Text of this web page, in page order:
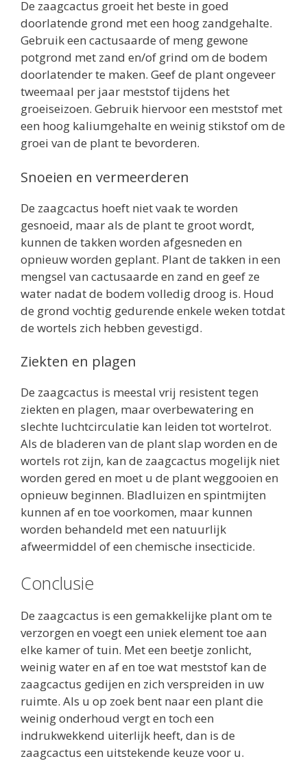
De zaagcactus groeit het beste in goed
doorlatende grond met een hoog zandgehalte.
Gebruik een cactusaarde of meng gewone
potgrond met zand en/of grind om de bodem
doorlatender te maken. Geef de plant ongeveer
tweemaal per jaar meststof tijdens het
groeiseizoen. Gebruik hiervoor een meststof met
een hoog kaliumgehalte en weinig stikstof om de
groei van de plant te bevorderen.
Snoeien en vermeerderen
De zaagcactus hoeft niet vaak te worden
gesnoeid, maar als de plant te groot wordt,
kunnen de takken worden afgesneden en
opnieuw worden geplant. Plant de takken in een
mengsel van cactusaarde en zand en geef ze
water nadat de bodem volledig droog is. Houd
de grond vochtig gedurende enkele weken totdat
de wortels zich hebben gevestigd.
Ziekten en plagen
De zaagcactus is meestal vrij resistent tegen
ziekten en plagen, maar overbewatering en
slechte luchtcirculatie kan leiden tot wortelrot.
Als de bladeren van de plant slap worden en de
wortels rot zijn, kan de zaagcactus mogelijk niet
worden gered en moet u de plant weggooien en
opnieuw beginnen. Bladluizen en spintmijten
kunnen af en toe voorkomen, maar kunnen
worden behandeld met een natuurlijk
afweermiddel of een chemische insecticide.
Conclusie
De zaagcactus is een gemakkelijke plant om te
verzorgen en voegt een uniek element toe aan
elke kamer of tuin. Met een beetje zonlicht,
weinig water en af en toe wat meststof kan de
zaagcactus gedijen en zich verspreiden in uw
ruimte. Als u op zoek bent naar een plant die
weinig onderhoud vergt en toch een
indrukwekkend uiterlijk heeft, dan is de
zaagcactus een uitstekende keuze voor u.